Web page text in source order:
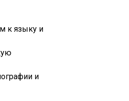
к языку и
и